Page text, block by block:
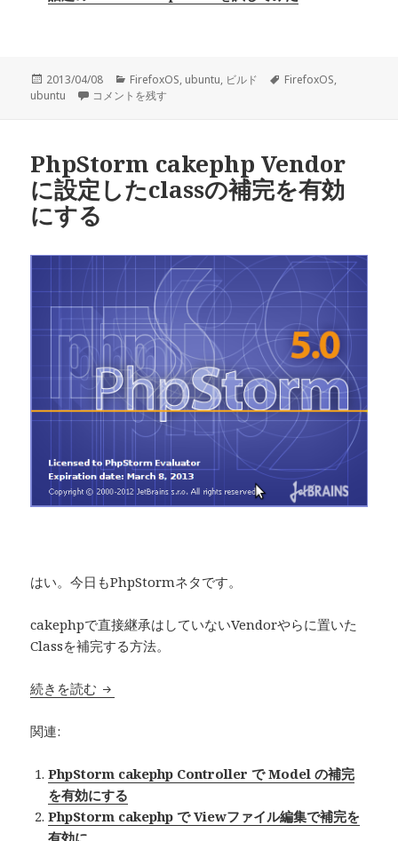
投
稿
2013/04/08
カ
テ
FirefoxOS, ubuntu, ビルド
タ
FirefoxOS,
ubuntu
Firefox OS の日本語化と日本語入力 に
コメントを残す
PhpStorm cakephp Vendor
に設定したclassの補完を有効
にする
はい。今日もPhpStormネタです。
cakephpで直接継承はしていないVendorやらに置いた
Classを補完する方法。
続きを読む PhpStorm cakephp Vendorに設定したclassの
関連:
PhpStorm cakephp Controller で Model の補完
を有効にする
PhpStorm cakephp で Viewファイル編集で補完を
有効に